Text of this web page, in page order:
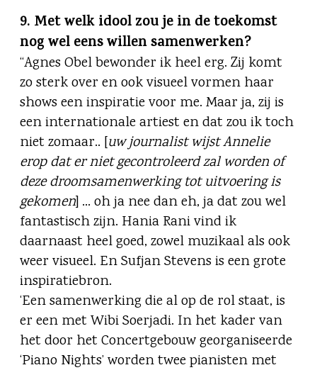
9. Met welk idool zou je in de toekomst
nog wel eens willen samenwerken?
“Agnes Obel bewonder ik heel erg. Zij komt
zo sterk over en ook visueel vormen haar
shows een inspiratie voor me. Maar ja, zij is
een internationale artiest en dat zou ik toch
niet zomaar.. [uw journalist wijst Annelie
erop dat er niet gecontroleerd zal worden of
deze droomsamenwerking tot uitvoering is
gekomen] … oh ja nee dan eh, ja dat zou wel
fantastisch zijn. Hania Rani vind ik
daarnaast heel goed, zowel muzikaal als ook
weer visueel. En Sufjan Stevens is een grote
inspiratiebron.
‘Een samenwerking die al op de rol staat, is
er een met Wibi Soerjadi. In het kader van
het door het Concertgebouw georganiseerde
‘Piano Nights’ worden twee pianisten met